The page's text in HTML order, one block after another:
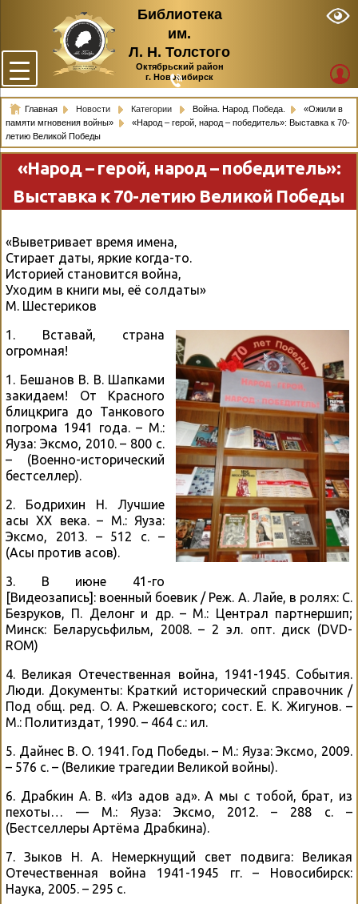
Библиотека
им.
Л. Н. Толстого
Октябрьский район
г. Новосибирск
Главная Новости Категории Война. Народ. Победа.
«Ожили в
памяти мгновения войны»
«Народ – герой, народ – победитель»: Выставка к 70-
летию Великой Победы
«Народ – герой, народ – победитель»:
Выставка к 70-летию Великой Победы
«Выветривает время имена,
Стирает даты, яркие когда-то.
Историей становится война,
Уходим в книги мы, её солдаты»
М. Шестериков
1. Вставай, страна
огромная!
1. Бешанов В. В. Шапками
закидаем! От Красного
блицкрига до Танкового
погрома 1941 года. – М.:
Яуза: Эксмо, 2010. – 800 с.
– (Военно-исторический
бестселлер).
2. Бодрихин Н. Лучшие
асы XX века. – М.: Яуза:
Эксмо, 2013. – 512 с. –
(Асы против асов).
3. В июне 41-го
[Видеозапись]: военный боевик / Реж. А. Лайе, в ролях: С.
Безруков, П. Делонг и др. – М.: Централ партнершип;
Минск: Беларусьфильм, 2008. – 2 эл. опт. диск (DVD-
ROM)
4. Великая Отечественная война, 1941-1945. События.
Люди. Документы: Краткий исторический справочник /
Под общ. ред. О. А. Ржешевского; сост. Е. К. Жигунов. –
М.: Политиздат, 1990. – 464 с.: ил.
5. Дайнес В. О. 1941. Год Победы. – М.: Яуза: Эксмо, 2009.
– 576 с. – (Великие трагедии Великой войны).
6. Драбкин А. В. «Из адов ад». А мы с тобой, брат, из
пехоты… — М.: Яуза: Эксмо, 2012. – 288 с. –
(Бестселлеры Артёма Драбкина).
7. Зыков Н. А. Немеркнущий свет подвига: Великая
Отечественная война 1941-1945 гг. – Новосибирск:
Наука, 2005. – 295 с.